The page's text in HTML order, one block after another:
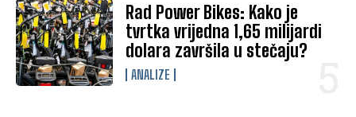
Rad Power Bikes: Kako je
tvrtka vrijedna 1,65 milijardi
dolara završila u stečaju?
ANALIZE